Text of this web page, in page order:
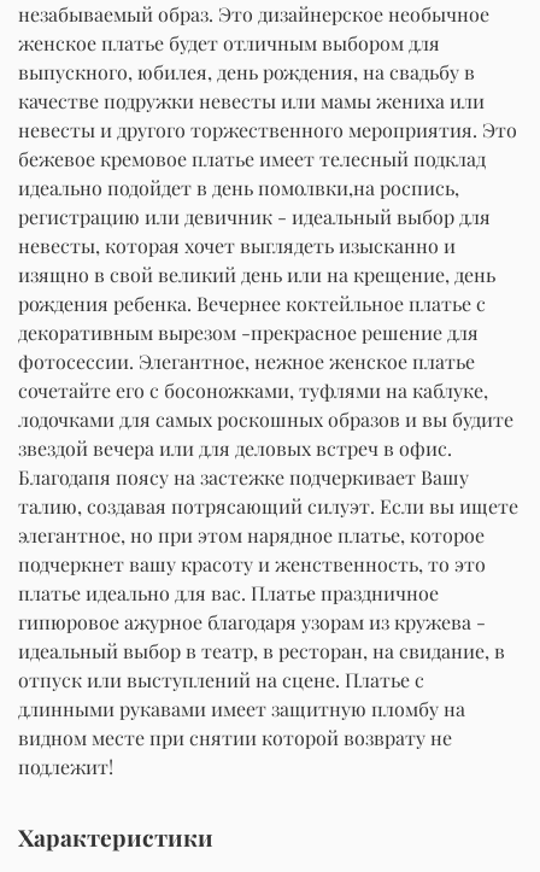
незабываемый образ. Это дизайнерское необычное
женское платье будет отличным выбором для
выпускного, юбилея, день рождения, на свадьбу в
качестве подружки невесты или мамы жениха или
невесты и другого торжественного мероприятия. Это
бежевое кремовое платье имеет телесный подклад
идеально подойдет в день помолвки,на роспись,
регистрацию или девичник - идеальный выбор для
невесты, которая хочет выглядеть изысканно и
изящно в свой великий день или на крещение, день
рождения ребенка. Вечернее коктейльное платье с
декоративным вырезом -прекрасное решение для
фотосессии. Элегантное, нежное женское платье
сочетайте его с босоножками, туфлями на каблуке,
лодочками для самых роскошных образов и вы будите
звездой вечера или для деловых встреч в офис.
Благодапя поясу на застежке подчеркивает Вашу
талию, создавая потрясающий силуэт. Если вы ищете
элегантное, но при этом нарядное платье, которое
подчеркнет вашу красоту и женственность, то это
платье идеально для вас. Платье праздничное
гипюровое ажурное благодаря узорам из кружева -
идеальный выбор в театр, в ресторан, на свидание, в
отпуск или выступлений на сцене. Платье с
длинными рукавами имеет защитную пломбу на
видном месте при снятии которой возврату не
подлежит!
Характеристики